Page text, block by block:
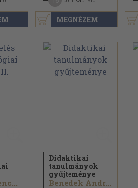
MEGNÉZEM
Didaktikai
tanulmányok
gyűjteménye
Benedek András...